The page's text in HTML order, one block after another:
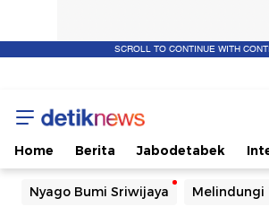
SCROLL TO CONTINUE WITH
Home Berita Jabodetabek
Nyago Bumi Sriwijaya Melindungi